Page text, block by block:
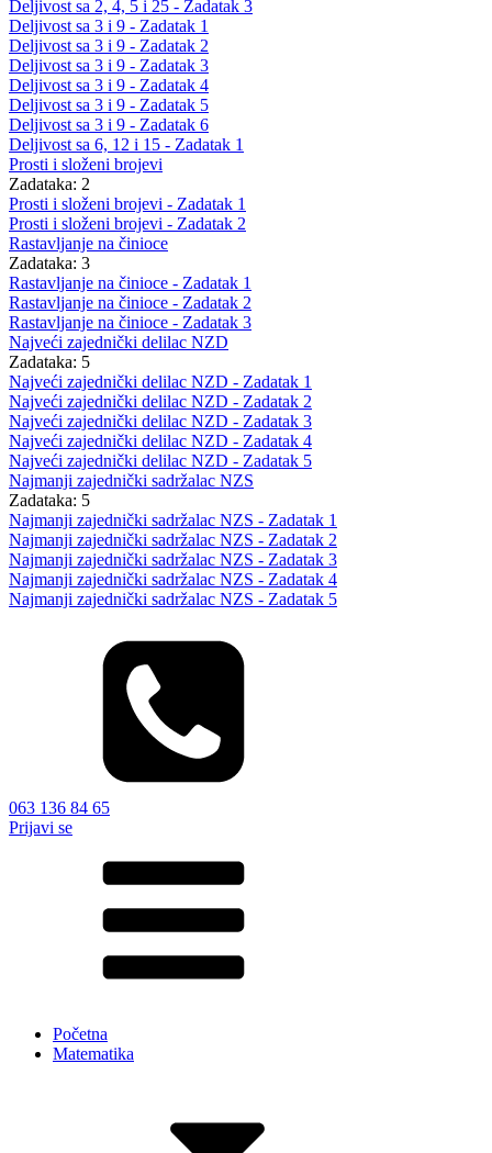
Deljivost sa 2, 4, 5 i 25 - Zadatak 3
Deljivost sa 3 i 9 - Zadatak 1
Deljivost sa 3 i 9 - Zadatak 2
Deljivost sa 3 i 9 - Zadatak 3
Deljivost sa 3 i 9 - Zadatak 4
Deljivost sa 3 i 9 - Zadatak 5
Deljivost sa 3 i 9 - Zadatak 6
Deljivost sa 6, 12 i 15 - Zadatak 1
Prosti i složeni brojevi
Zadataka: 2
Prosti i složeni brojevi - Zadatak 1
Prosti i složeni brojevi - Zadatak 2
Rastavljanje na činioce
Zadataka: 3
Rastavljanje na činioce - Zadatak 1
Rastavljanje na činioce - Zadatak 2
Rastavljanje na činioce - Zadatak 3
Najveći zajednički delilac NZD
Zadataka: 5
Najveći zajednički delilac NZD - Zadatak 1
Najveći zajednički delilac NZD - Zadatak 2
Najveći zajednički delilac NZD - Zadatak 3
Najveći zajednički delilac NZD - Zadatak 4
Najveći zajednički delilac NZD - Zadatak 5
Najmanji zajednički sadržalac NZS
Zadataka: 5
Najmanji zajednički sadržalac NZS - Zadatak 1
Najmanji zajednički sadržalac NZS - Zadatak 2
Najmanji zajednički sadržalac NZS - Zadatak 3
Najmanji zajednički sadržalac NZS - Zadatak 4
Najmanji zajednički sadržalac NZS - Zadatak 5
063 136 84 65
Prijavi se
Početna
Matematika